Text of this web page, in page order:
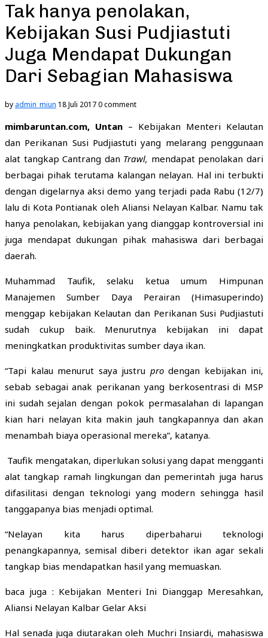
Tak hanya penolakan,
Kebijakan Susi Pudjiastuti
Juga Mendapat Dukungan
Dari Sebagian Mahasiswa
by admin_miun 18 Juli 20170 comment
mimbaruntan.com, Untan – Kebijakan Menteri Kelautan
dan Perikanan Susi Pudjiastuti yang melarang penggunaan
alat tangkap Cantrang dan Trawl, mendapat penolakan dari
berbagai pihak terutama kalangan nelayan. Hal ini terbukti
dengan digelarnya aksi demo yang terjadi pada Rabu (12/7)
lalu di Kota Pontianak oleh Aliansi Nelayan Kalbar. Namu tak
hanya penolakan, kebijakan yang dianggap kontroversial ini
juga mendapat dukungan pihak mahasiswa dari berbagai
daerah.
Muhammad Taufik, selaku ketua umum Himpunan
Manajemen Sumber Daya Perairan (Himasuperindo)
menggap kebijakan Kelautan dan Perikanan Susi Pudjiastuti
sudah cukup baik. Menurutnya kebijakan ini dapat
meningkatkan produktivitas sumber daya ikan.
“Tapi kalau menurut saya justru prodengan kebijakan ini,
sebab sebagai anak perikanan yang berkosentrasi di MSP
ini sudah sejalan dengan pokok permasalahan di lapangan
kian hari nelayan kita makin jauh tangkapannya dan akan
menambah biaya operasional mereka”, katanya.
Taufik mengatakan, diperlukan solusi yang dapat mengganti
alat tangkap ramah lingkungan dan pemerintah juga harus
difasilitasi dengan teknologi yang modern sehingga hasil
tanggapanya bias menjadi optimal.
“Nelayan kita harus diperbaharui teknologi
penangkapannya, semisal diberi detektor ikan agar sekali
tangkap bias mendapatkan hasil yang memuaskan.
baca juga : Kebijakan Menteri Ini Dianggap Meresahkan,
Aliansi Nelayan Kalbar Gelar Aksi
Hal senada juga diutarakan oleh Muchri Insiardi, mahasiswa